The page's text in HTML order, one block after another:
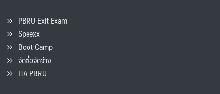
PBRU Exit Exam
Speexx
Boot Camp
จัดซื้อจัดจ้าง
ITA PBRU